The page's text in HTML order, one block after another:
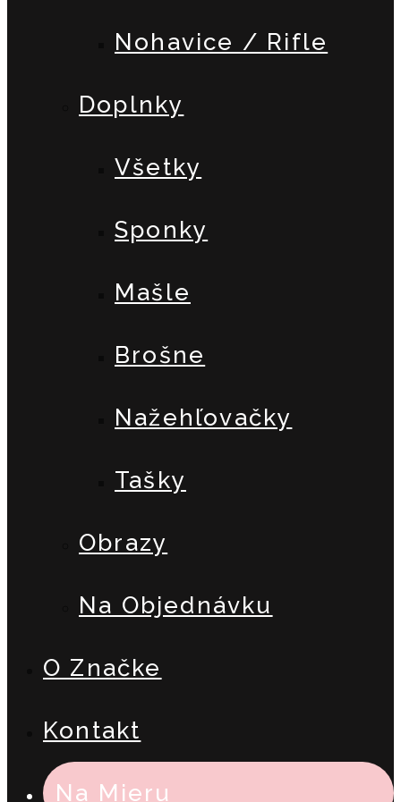
Nohavice / Rifle
Doplnky
Všetky
Sponky
Mašle
Brošne
Nažehľovačky
Tašky
Obrazy
Na Objednávku
O Značke
Kontakt
Na Mieru